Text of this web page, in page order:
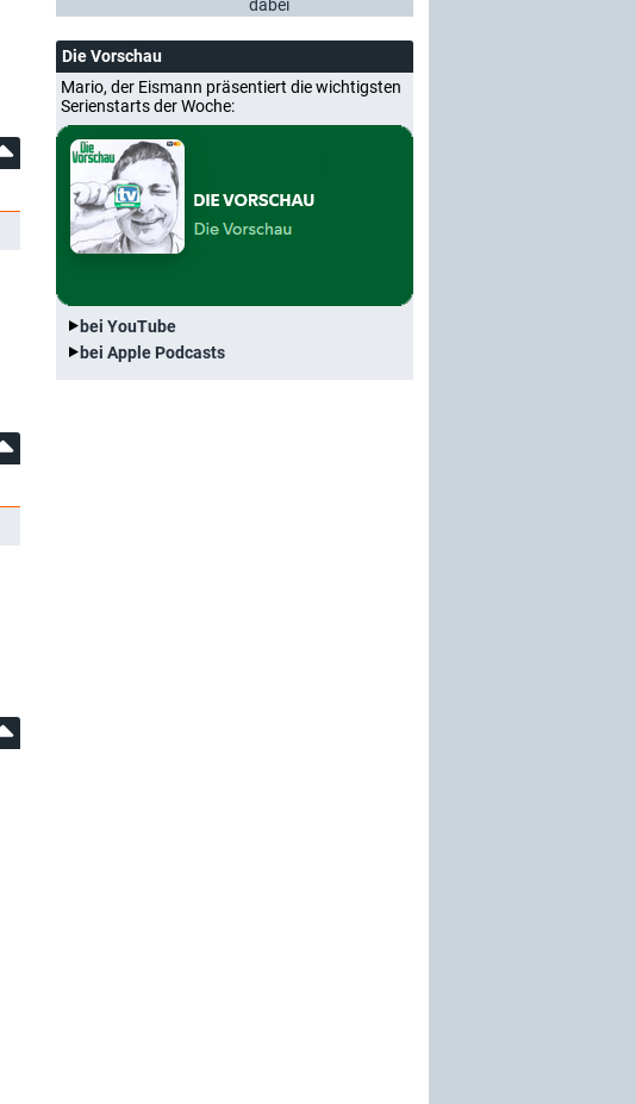
dabei
Die Vorschau
Mario, der Eismann präsentiert die wichtigsten
Serienstarts der Woche:
bei YouTube
bei Apple Podcasts